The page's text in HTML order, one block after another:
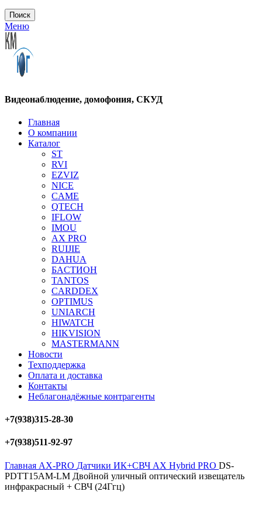
Поиск
Меню
Видеонаблюдение, домофония, СКУД
Главная
О компании
Каталог
ST
RVI
EZVIZ
NICE
CAME
QTECH
IFLOW
IMOU
AX PRO
RUIJIE
DAHUA
БAСТИОН
TANTOS
CARDDEX
OPTIMUS
UNIARCH
HIWATCH
HIKVISION
MASTERMANN
Новости
Техподдержка
Оплата и доставка
Контакты
Неблагонадёжные контрагенты
+7(938)315-28-30
+7(938)511-92-97
Главная AX-PRO Датчики ИК+СВЧ AX Hybrid PRO DS-
PDTT15AM-LM Двойной уличный оптический извещатель
инфракрасный + СВЧ (24Ггц)